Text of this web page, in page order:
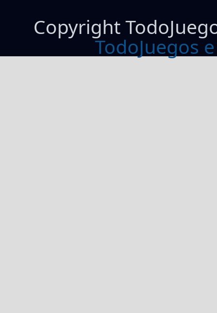
Copyright
TodoJuegos